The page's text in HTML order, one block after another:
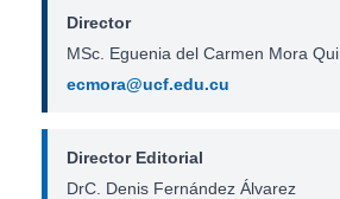
Director
MSc. Eguenia del Carmen Mora
ecmora@ucf.edu.cu
Director Editorial
DrC. Denis Fernández Álvarez